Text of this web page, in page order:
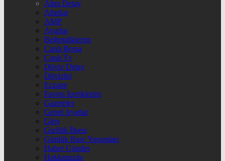
Altın Detay
Altınlar
AMP
Ayarlar
Beğendiklerim
Canlı Borsa
Canlı Tv
Döviz Detay
Dövizler
Eczane
Favori İçeriklerim
Gazeteler
Genel Ayarlar
Giriş
Gizlilik İlkesi
Günlük Burç Yorumları
Haber Gönder
Hakkımızda